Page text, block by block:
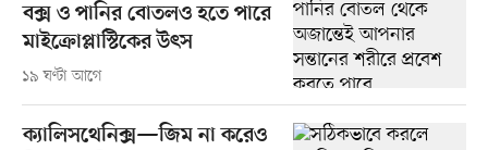
বক্স ও পানির বোতলও হতে পারে
মাইক্রোপ্লাস্টিকের উৎস
১৯ ঘণ্টা আগে
ক্যালিসথেনিক্স—জিম না করেও